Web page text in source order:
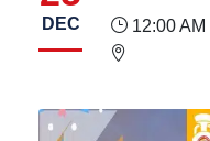
DEC 12:00 AM